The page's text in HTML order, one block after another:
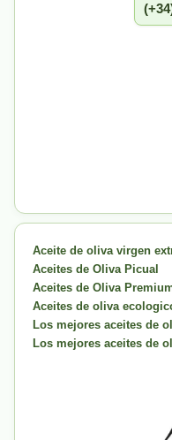
Aceite de oliva virgen
Aceites de Oliva Picual
Aceites de Oliva
Aceites de oliva
Los mejores aceites de
Los mejores aceites de